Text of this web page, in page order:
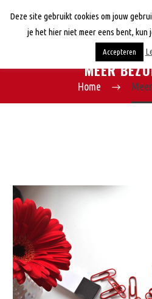
MEER
Home
Deze site gebruikt cookies om jouw
je het hier niet meer eens bent, kun
Accepteren